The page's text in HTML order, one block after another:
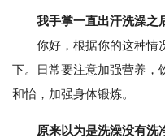
我手掌一直出汗洗澡之
你好，根据你的这种情
下。日常要注意加强营养，
和怡，加强身体锻炼。
原来以为是洗澡没有洗